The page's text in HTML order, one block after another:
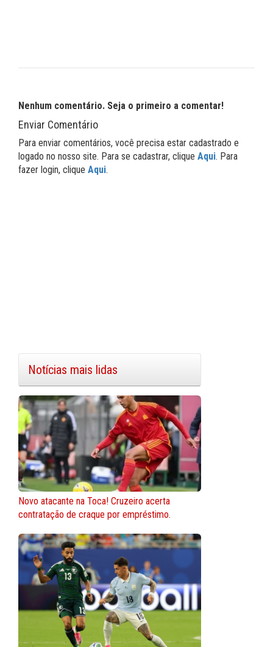
Nenhum comentário. Seja o primeiro a comentar!
Enviar Comentário
Para enviar comentários, você precisa estar cadastrado e
logado no nosso site. Para se cadastrar, clique Aqui. Para
fazer login, clique Aqui.
Notícias mais lidas
Novo atacante na Toca! Cruzeiro acerta
contratação de craque por empréstimo.